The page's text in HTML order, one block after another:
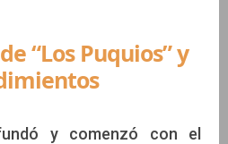
“Los Puquios” y
y comenzó con el